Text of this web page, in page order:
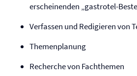
erscheinenden „gastrotel-
Verfassen und Redigieren von
Themenplanung
Recherche von Fachthemen